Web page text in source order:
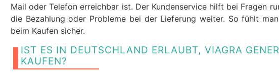
Mail oder Telefon erreichbar ist. Der Kundenservice hilft bei Fragen
die Bezahlung oder Probleme bei der Lieferung weiter. So fühlt
beim Kaufen sicher.
IST ES IN DEUTSCHLAND ERLAUBT, VIAGRA
KAUFEN?